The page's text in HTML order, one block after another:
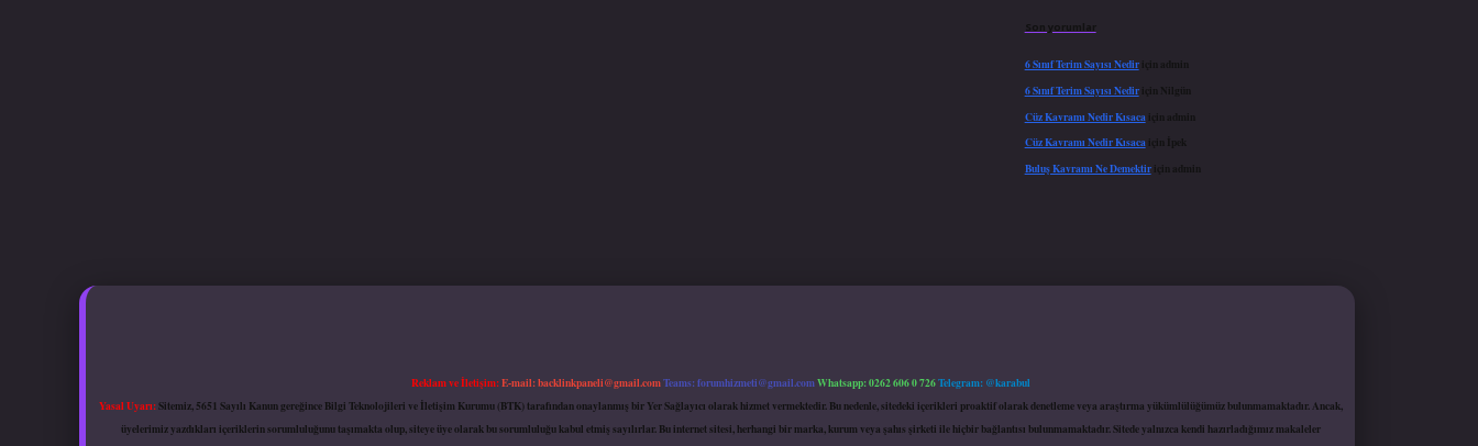
Son yorumlar
6 Sınıf Terim Sayısı Nediriçin admin
6 Sınıf Terim Sayısı Nediriçin Nilgün
Cüz Kavramı Nedir Kısaca için admin
Cüz Kavramı Nedir Kısacaiçin
İpek
Buluş Kavramı Ne Demektiriçin admin
Reklam ve İletişim:E-mail:backlinkpaneli@gmail.comTeams:forumhizmeti@gmail.comWhatsapp: 0262 606 0 726Telegram: @karabul
Yasal Uyarı:Sitemiz, 5651 Sayılı Kanun gereğince Bilgi Teknolojileri ve İletişim Kurumu (BTK) tarafından onaylanmış bir Yer Sağlayıcı olarak hizmet vermektedir. Bu nedenle, sitedeki içerikleri proaktif olarak denetleme veya araştırma yükümlülüğümüz bulunmamaktadır. Ancak,
üyelerimiz yazdıkları içeriklerin sorumluluğunu taşımakta olup, siteye üye olarak bu sorumluluğu kabul etmiş sayılırlar. Bu internet sitesi, herhangi bir marka, kurum veya şahıs şirketi ile hiçbir bağlantısı bulunmamaktadır. Sitede yalnızca kendi hazırladığımız makaleler